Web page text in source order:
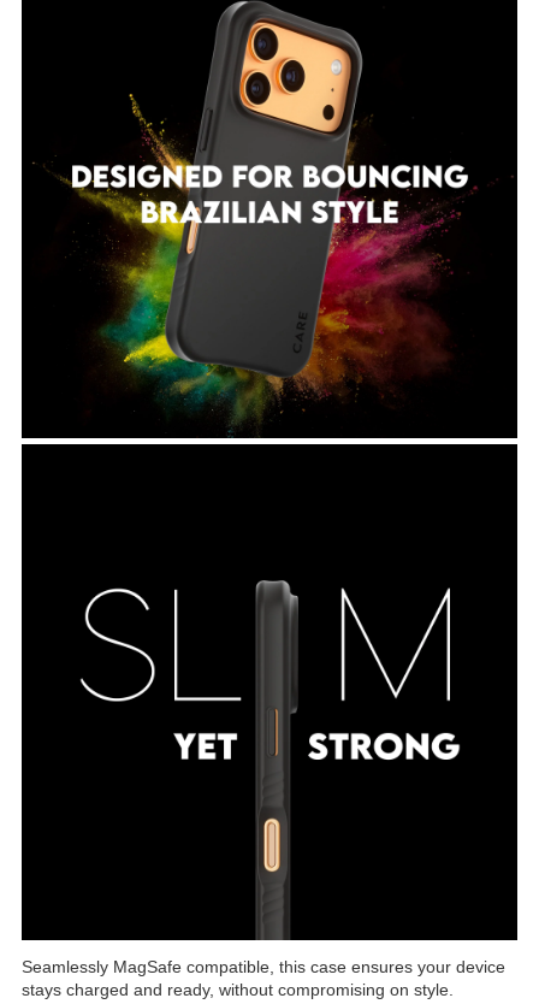
Seamlessly MagSafe compatible, this case ensures your device
stays charged and ready, without compromising on style.